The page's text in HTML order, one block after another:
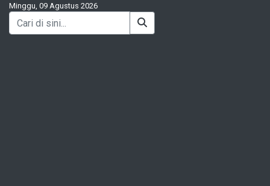
Minggu, 09 Agustus 2026